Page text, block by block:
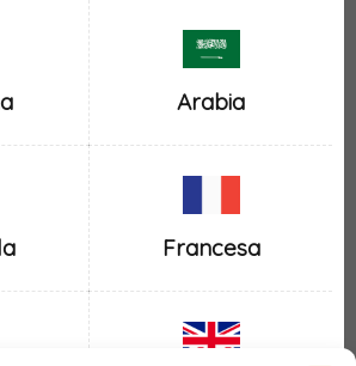
Arabia
Francesa